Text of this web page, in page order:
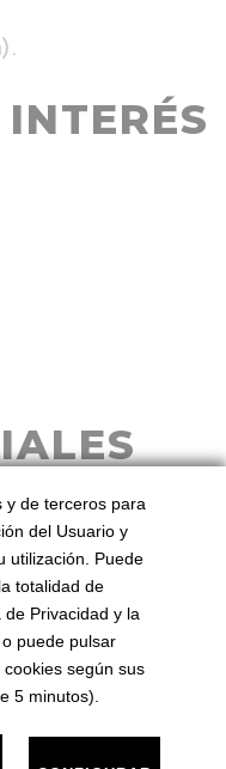
Desde 2010
por BeezHotels
Aviso Legal·Cookies
y de terceros para
del Usuario y
utilización. Puede
totalidad de
Privacidad y la
puede pulsar
según sus
5 minutos).